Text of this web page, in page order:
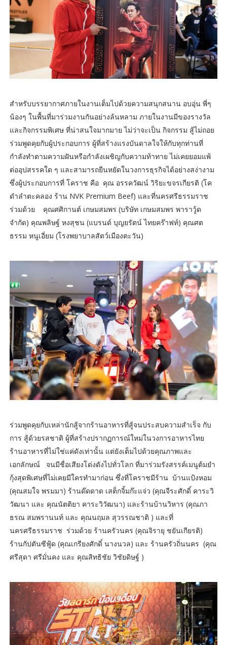
สำหรับบรรยากาศภายในงานเต็มไปด้วยความสนุกสนาน อบอุ่น พี่ๆ
น้องๆ ในพื้นที่มาร่วมงานกันอย่างล้นหลาม ภายในงานมีของรางวัล
และกิจกรรมพิเศษ ที่น่าสนใจมากมาย ไม่ว่าจะเป็น กิจกรรม สู้ไม่ถอย
ร่วมพูดคุยกับผู้ประกอบการ ผู้ที่สร้างแรงบันดาลใจให้กับทุกท่านที่
กำลังทำตามความฝันหรือกำลังเผชิญกับความท้าทาย ไม่เคยยอมแพ้
ต่ออุปสรรคใด ๆ และสามารถยืนหยัดในวงการธุรกิจได้อย่างสง่างาม
ซึ่งผู้ประกอบการที่ โคราช คือ คุณ อรรควัฒน์ วิริยะขจรเกียรติ (โค
ดำลำตะคลอง ร้าน NVK Premium Beef) และที่นครศรีธรรมราช
ร่วมด้วย คุณศศิกานต์ เกษมสมพร (บริษัท เกษมสมพร พาราวู้ด
จำกัด) คุณพลิษฐ์ หงสุชน (แบรนด์ บุญยรัตน์ ไทยคร๊าฟท์) คุณศต
ธรรม หนูเอี่ยม (โรงพยาบาลสัตว์เมืองตะวัน)
ร่วมพูดคุยกับเหล่านักสู้จากร้านอาหารที่สู้จนประสบความสำเร็จ กับ
การ สู้ด้วยรสชาติ ผู้ที่สร้างปรากฏการณ์ใหม่ในวงการอาหารไทย
ร้านอาหารที่ไม่ใช่แค่ดังเท่านั้น แต่ยังเต็มไปด้วยคุณภาพและ
เอกลักษณ์ จนมีชื่อเสียงโด่งดังไปทั่วโลก ที่มาร่วมรังสรรค์เมนูต้มยำ
กุ้งสุดพิเศษที่ไม่เคยมีใครทำมาก่อน ซึ่งที่โคราชมีร้าน บ้านแป้งหอม
(คุณสมใจ พรมมา) ร้านด๊ดดาด เสต็กจิ้มก๊ะแจ่ว (คุณจีระศักดิ์ คาระวิ
วัฒนา และ คุณนัตติยา คาระวิวัฒนา) และร้านบ้านวิหาร (คุณภา
ธรณ สมพรานนท์ และ คุณนฤมล สุวรรณชาติ ) และที่
นครศรีธรรมราช ร่วมด้วย ร้านครัวนคร (คุณจิรายุ ชยันเกียรติ)
ร้านกัปตันซีฟู้ด (คุณเกรียงศักดิ์ นางนวล) และ ร้านครัวถิ่นนคร (คุณ
ศรีสุดา ศรีมั่นคง และ คุณสิทธิชัย วิชัยดิษฐ์ )